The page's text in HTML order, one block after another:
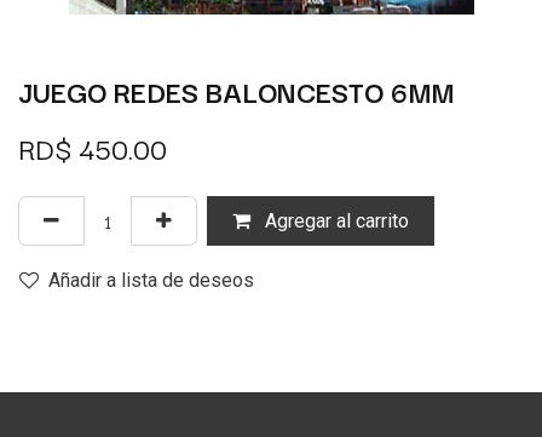
JUEGO REDES BALONCESTO 6MM
RD$ 450.00
Agregar al carrito
Añadir a lista de deseos